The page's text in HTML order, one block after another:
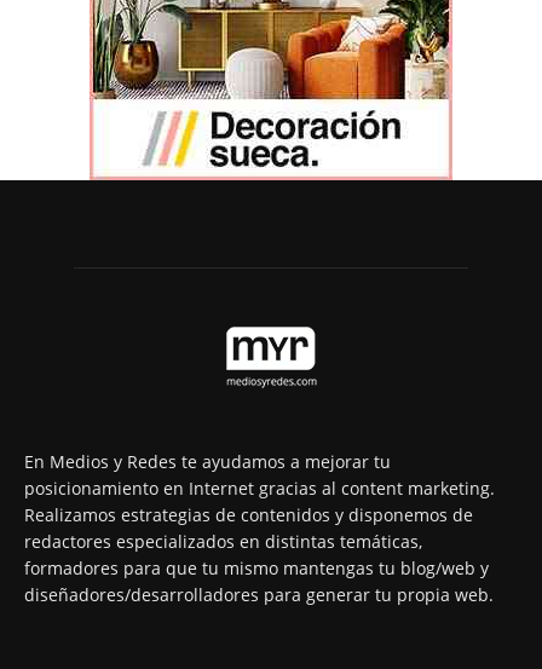
En Medios y Redes te ayudamos a mejorar tu
posicionamiento en Internet gracias al content marketing.
Realizamos estrategias de contenidos y disponemos de
redactores especializados en distintas temáticas,
formadores para que tu mismo mantengas tu blog/web y
diseñadores/desarrolladores para generar tu propia web.